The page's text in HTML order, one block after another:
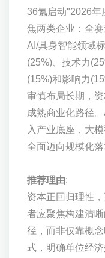
36氪启动"2026年
焦两类企业：全
AI/具身智能领域
(25%)、技术力
(15%)和影响力
审慎布局长期，
成熟商业化路径
入产业底座，大
全面迈向规模化落
推荐理由:
资本正回归理性
者应聚焦构建清
径，而非仅靠概
式，明确单位经